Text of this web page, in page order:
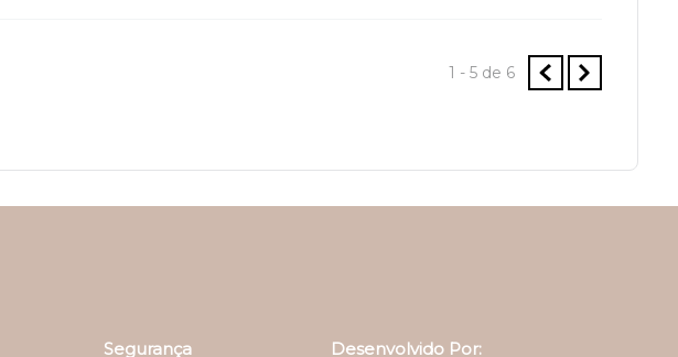
1 - 5 de 6
Segurança Desenvolvido Por: